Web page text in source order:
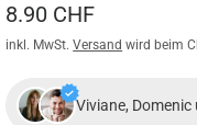
8.90 CHF
inkl. MwSt.Versand wird beim
Viviane,